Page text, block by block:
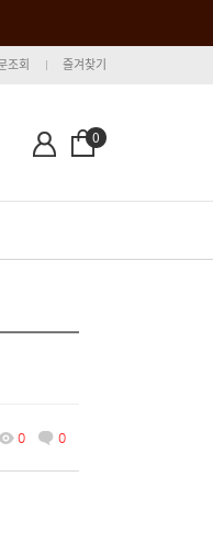
조회 즐겨찾기
0
0 0